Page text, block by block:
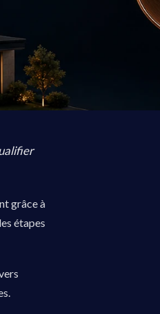
grâce à
étapes